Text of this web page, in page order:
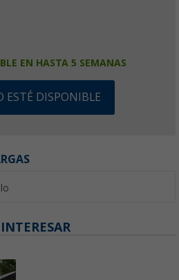
EN HASTA 5 SEMANAS
ESTÉ DISPONIBLE